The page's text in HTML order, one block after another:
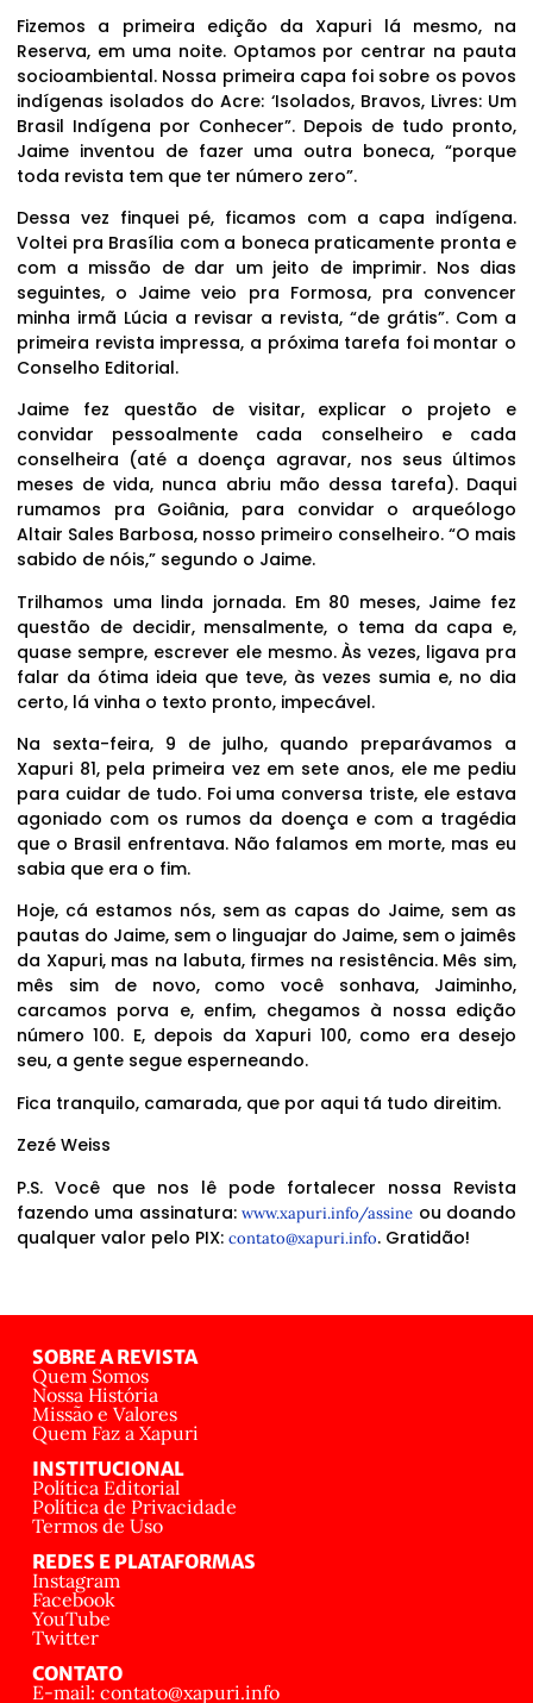
Fizemos a primeira edição da Xapuri lá mesmo, na
Reserva, em uma noite. Optamos por centrar na pauta
socioambiental. Nossa primeira capa foi sobre os povos
indígenas isolados do Acre: ‘Isolados, Bravos, Livres: Um
Brasil Indígena por Conhecer”. Depois de tudo pronto,
Jaime inventou de fazer uma outra boneca, “porque
toda revista tem que ter número zero”.
Dessa vez finquei pé, ficamos com a capa indígena.
Voltei pra Brasília com a boneca praticamente pronta e
com a missão de dar um jeito de imprimir. Nos dias
seguintes, o Jaime veio pra Formosa, pra convencer
minha irmã Lúcia a revisar a revista, “de grátis”. Com a
primeira revista impressa, a próxima tarefa foi montar o
Conselho Editorial.
Jaime fez questão de visitar, explicar o projeto e
convidar pessoalmente cada conselheiro e cada
conselheira (até a doença agravar, nos seus últimos
meses de vida, nunca abriu mão dessa tarefa). Daqui
rumamos pra Goiânia, para convidar o arqueólogo
Altair Sales Barbosa, nosso primeiro conselheiro. “O mais
sabido de nóis,” segundo o Jaime.
Trilhamos uma linda jornada. Em 80 meses, Jaime fez
questão de decidir, mensalmente, o tema da capa e,
quase sempre, escrever ele mesmo. Às vezes, ligava pra
falar da ótima ideia que teve, às vezes sumia e, no dia
certo, lá vinha o texto pronto, impecável.
Na sexta-feira, 9 de julho, quando preparávamos a
Xapuri 81, pela primeira vez em sete anos, ele me pediu
para cuidar de tudo. Foi uma conversa triste, ele estava
agoniado com os rumos da doença e com a tragédia
que o Brasil enfrentava. Não falamos em morte, mas eu
sabia que era o fim.
Hoje, cá estamos nós, sem as capas do Jaime, sem as
pautas do Jaime, sem o linguajar do Jaime, sem o jaimês
da Xapuri, mas na labuta, firmes na resistência. Mês sim,
mês sim de novo, como você sonhava, Jaiminho,
carcamos porva e, enfim, chegamos à nossa edição
número 100. E, depois da Xapuri 100, como era desejo
seu, a gente segue esperneando.
Fica tranquilo, camarada, que por aqui tá tudo direitim.
Zezé Weiss
P.S. Você que nos lê pode fortalecer nossa Revista
fazendo uma assinatura:www.xapuri.info/assine ou doando
qualquer valor pelo PIX: contato@xapuri.info. Gratidão!
SOBRE A REVISTA
Quem Somos
Nossa História
Missão e Valores
Quem Faz a Xapuri
INSTITUCIONAL
Política Editorial
Política de Privacidade
Termos de Uso
REDES E PLATAFORMAS
Instagram
Facebook
YouTube
Twitter
CONTATO
E-mail: contato@xapuri.info